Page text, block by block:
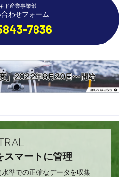
SEKIDO
レートサイト
ド産業事業部
わせフォーム
7836
スマートに管理
準での正確なデータを収集